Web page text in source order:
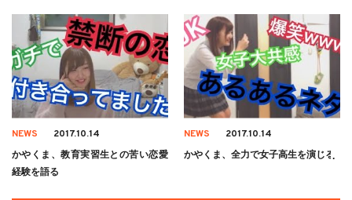
NEWS 2017.10.14
かやくま、教育実習生との苦い恋愛
経験を語る
NEWS 2017.10.14
かやくま、全力で女子高生を演じる